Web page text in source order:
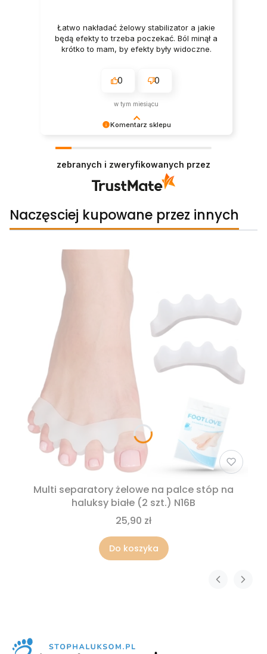
Komentarz sklepu
że jesteśmy na właściwym torze :) Z
Łatwo nakładać żelowy stabilizator a jakie
będą efekty to trzeba poczekać. Ból minął a
krótko to mam, by efekty były widoczne.
0 0
w tym miesiącu
zebranych i zweryfikowanych przez
Naczęsciej kupowane przez innych
Multi separatory żelowe na palce stóp na
haluksy białe (2 szt.) N16B
25,90 zł
Do koszyka